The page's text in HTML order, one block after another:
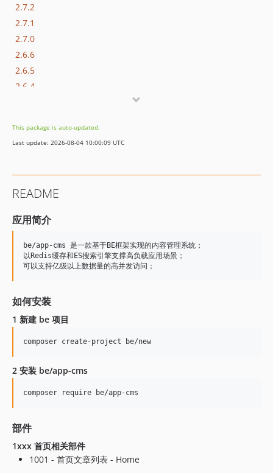
2.7.2
2.7.1
2.7.0
2.6.6
2.6.5
2.6.4
2.6.1
2.6.0
2.5.6
2.5.5
2.5.4
2.5.3
2.5.2
2.4.18
2.4.17
2.4.16
2.4.14
2.4.10
2.4.9
2.4.8
This package is auto-updated.
Last update: 2026-08-04 10:00:09 UTC
README
应用简介
be/app-cms 是一款基于BE框架实现的内容管理系统；
以Redis缓存和ES搜索引擎支撑高负载应用场景；
如何安装
1 新建 be 项目
2 安装 be/app-cms
部件
1xxx 首页相关部件
1001 - 首页文章列表 - Home